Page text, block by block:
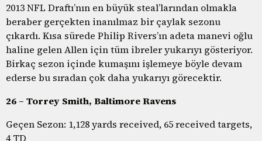
2013 NFL Draftı’nın en büyük steal’larından olmakla
beraber gerçekten inanılmaz bir çaylak sezonu
çıkardı. Kısa sürede Philip Rivers’ın adeta manevi oğlu
haline gelen Allen için tüm ibreler yukarıyı gösteriyor.
Birkaç sezon içinde kumaşını işlemeye böyle devam
ederse bu sıradan çok daha yukarıyı görecektir.
26 – Torrey Smith, Baltimore Ravens
Geçen Sezon: 1,128 yards received, 65 received targets,
4 TD